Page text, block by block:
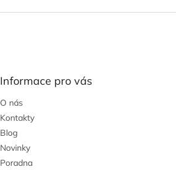
Informace pro vás
O nás
Kontakty
Blog
Novinky
Poradna